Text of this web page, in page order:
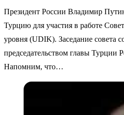
Президент России Владимир
Турцию для участия в работе
уровня (UDIK). Заседание совета
председательством главы Турции
Напомним, что…